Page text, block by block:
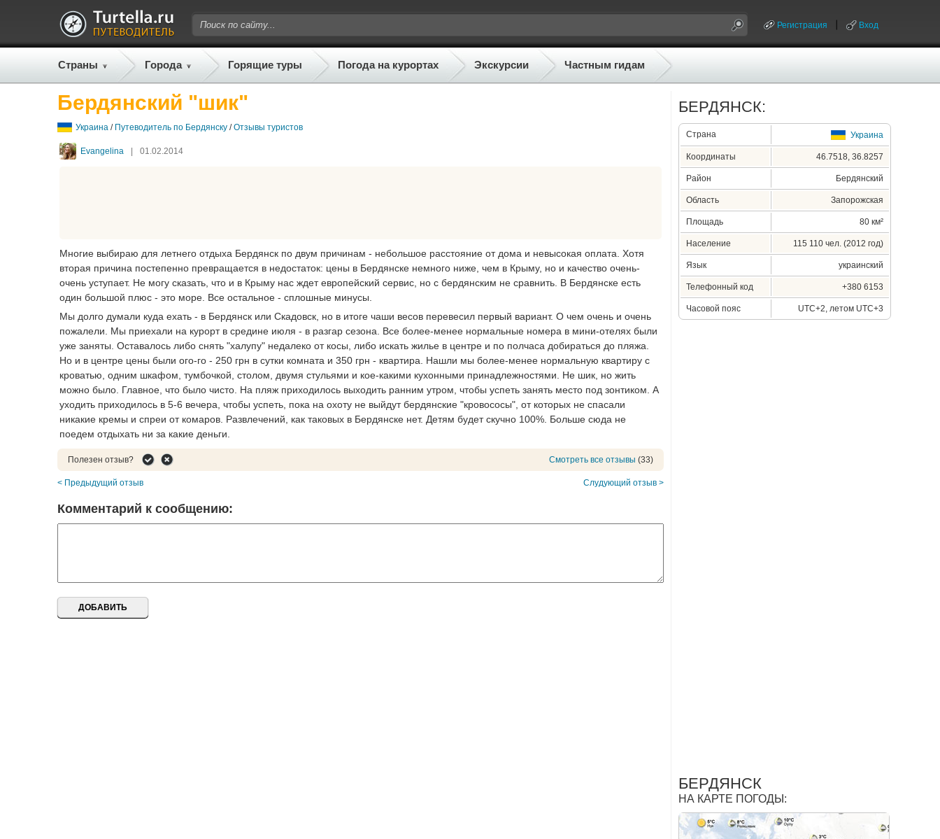
Регистрация Вход
Страны Города Горящие туры Погода на курортах Экскурсии Частным гидам
Бердянский "шик"
Украина / Путеводитель по Бердянску /Отзывы туристов
Evangelina | 01.02.2014
Многие выбираю для летнего отдыха Бердянск по двум причинам - небольшое расстояние от дома и невысокая оплата. Хотя
вторая причина постепенно превращается в недостаток: цены в Бердянске немного ниже, чем в Крыму, но и качество очень-
очень уступает. Не могу сказать, что и в Крыму нас ждет европейский сервис, но с бердянским не сравнить. В Бердянске есть
один большой плюс - это море. Все остальное - сплошные минусы.
Мы долго думали куда ехать - в Бердянск или Скадовск, но в итоге чаши весов перевесил первый вариант. О чем очень и очень
пожалели. Мы приехали на курорт в средине июля - в разгар сезона. Все более-менее нормальные номера в мини-отелях были
уже заняты. Оставалось либо снять "халупу" недалеко от косы, либо искать жилье в центре и по полчаса добираться до пляжа.
Но и в центре цены были ого-го - 250 грн в сутки комната и 350 грн - квартира. Нашли мы более-менее нормальную квартиру с
кроватью, одним шкафом, тумбочкой, столом, двумя стульями и кое-какими кухонными принадлежностями. Не шик, но жить
можно было. Главное, что было чисто. На пляж приходилось выходить ранним утром, чтобы успеть занять место под зонтиком. А
уходить приходилось в 5-6 вечера, чтобы успеть, пока на охоту не выйдут бердянские "кровососы", от которых не спасали
никакие кремы и спреи от комаров. Развлечений, как таковых в Бердянске нет. Детям будет скучно 100%. Больше сюда не
поедем отдыхать ни за какие деньги.
Полезен отзыв? Смотреть все отзывы (33)
< Предыдущий отзыв Слудующий отзыв >
Комментарий к сообщению:
БЕРДЯНСК:
Страна Украина
Координаты 46.7518, 36.8257
Район Бердянский
Область Запорожская
Площадь 80 км²
Население 115 110 чел. (2012 год)
Язык украинский
Телефонный код +380 6153
Часовой пояс UTC+2, летом UTC+3
БЕРДЯНСК
НА КАРТЕ ПОГОДЫ: